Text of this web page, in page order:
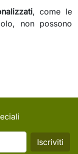
, come le
non possono